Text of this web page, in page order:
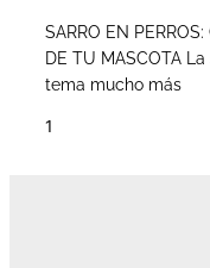
SARRO EN
DE TU MASCOTA
tema mucho más